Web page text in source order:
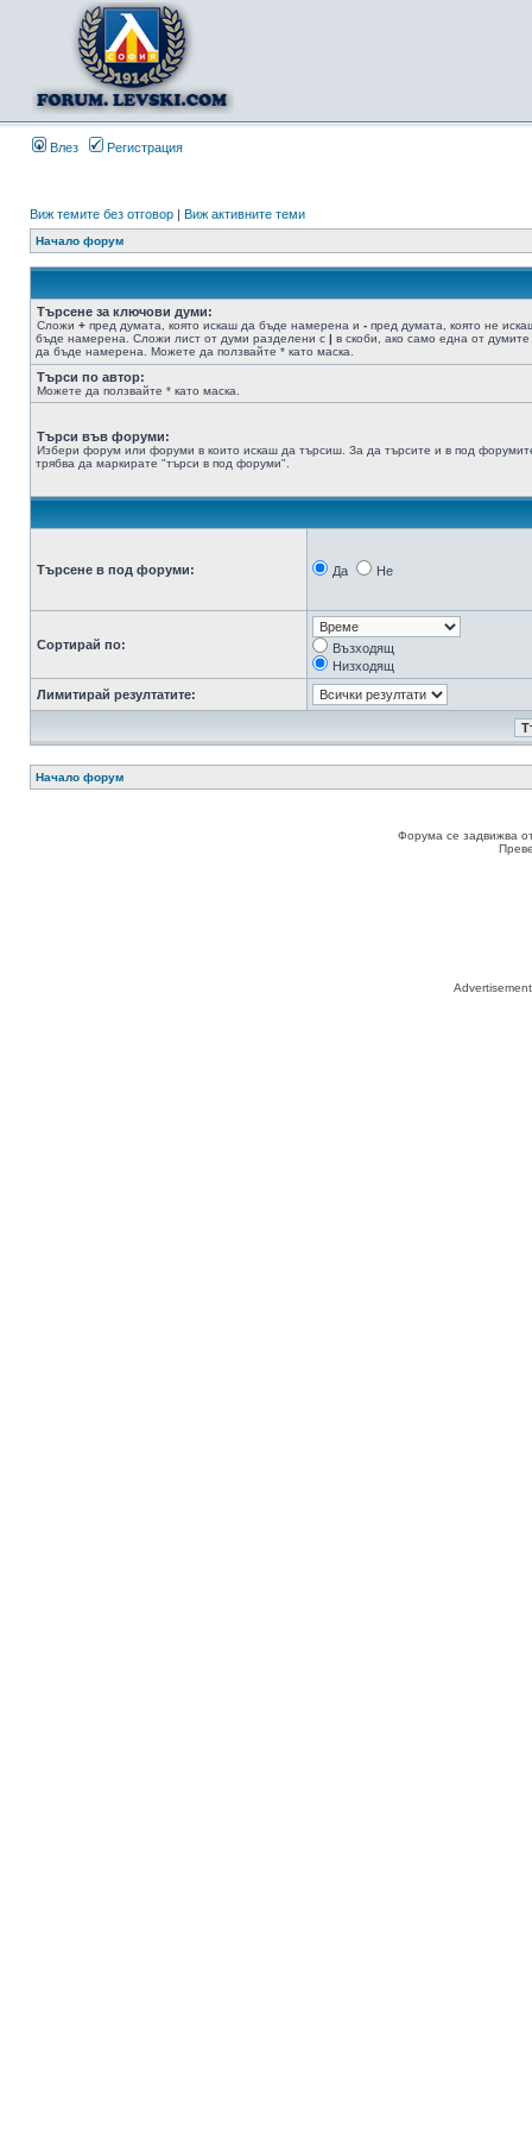
Влез Регистрация
Виж темите без отговор | Виж активните теми
Начало форум
Търсене за ключови думи:
Сложи + пред думата, която искаш да бъде намерена и - пред думата, която не
бъде намерена. Сложи лист от думи разделени с | в скоби, ако само една от думите
да бъде намерена. Можете да ползвайте * като маска.
Търси по автор:
Можете да ползвайте * като маска.
Търси във форуми:
Избери форум или форуми в които искаш да търсиш. За да търсите и в под
трябва да маркирате "търси в под форуми".
Търсене в под форуми: Да Не
Сортирай по:
Възходящ
Низходящ
Лимитирай резултатите:
Начало форум
Форума се задвижва